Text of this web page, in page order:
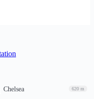
Chelsea 620 m